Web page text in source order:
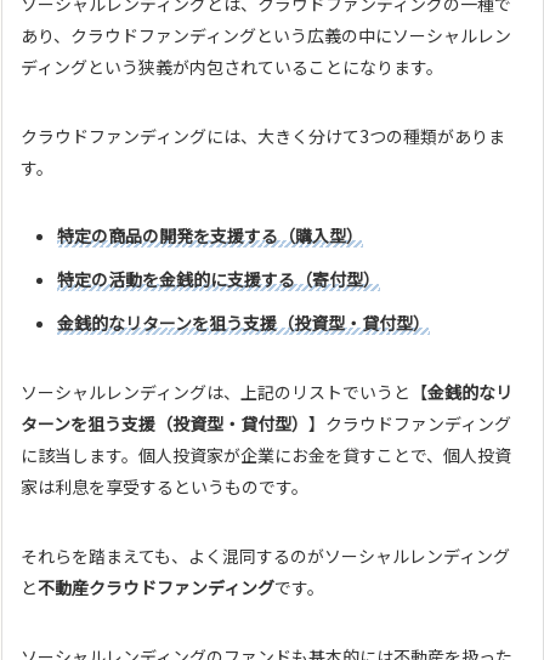
あり、クラウドファンディングという広義の中にソーシャルレン
ディングという狭義が内包されていることになります。
クラウドファンディングには、大きく分けて3つの種類がありま
す。
特定の商品の開発を支援する（購入型）
特定の活動を金銭的に支援する（寄付型）
金銭的なリターンを狙う支援（投資型・貸付型）
ソーシャルレンディングは、上記のリストでいうと【金銭的なリ
ターンを狙う支援（投資型・貸付型） 】クラウドファンディング
に該当します。個人投資家が企業にお金を貸すことで、個人投資
家は利息を享受するというものです。
それらを踏まえても、よく混同するのがソーシャルレンディング
と不動産クラウドファンディングです。